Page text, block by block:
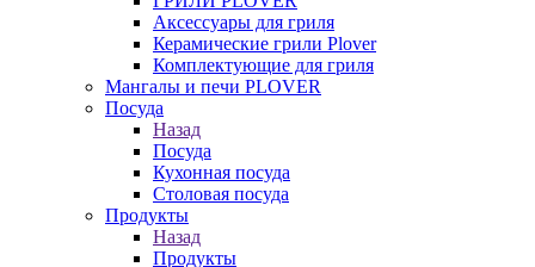
Аксессуары для гриля
Керамические грили Plover
Комплектующие для гриля
Мангалы и печи PLOVER
Посуда
Назад
Посуда
Кухонная посуда
Столовая посуда
Продукты
Назад
Продукты